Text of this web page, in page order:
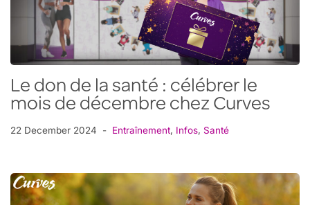
Le don de la santé : célébrer le
mois de décembre chez Curves
22 December 2024 Entraînement, Infos, Santé